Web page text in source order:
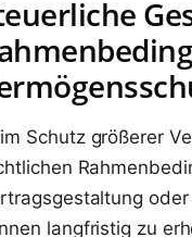
Schutz größerer
langfristig zu